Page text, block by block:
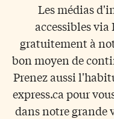
Les médias
accessibles via
gratuitement à
bon moyen de
Prenez aussi
express.ca pour
dans notre grande